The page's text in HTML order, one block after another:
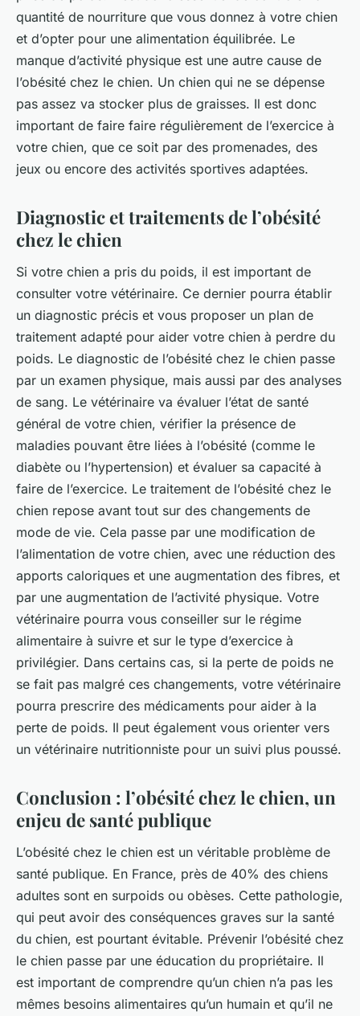
quantité de nourriture que vous donnez à votre chien
et d’opter pour une alimentation équilibrée. Le
manque d’activité physique est une autre cause de
l’obésité chez le chien. Un chien qui ne se dépense
pas assez va stocker plus de graisses. Il est donc
important de faire faire régulièrement de l’exercice à
votre chien, que ce soit par des promenades, des
jeux ou encore des activités sportives adaptées.
Diagnostic et traitements de l’obésité
chez le chien
Si votre chien a pris du poids, il est important de
consulter votre vétérinaire. Ce dernier pourra établir
un diagnostic précis et vous proposer un plan de
traitement adapté pour aider votre chien à perdre du
poids. Le diagnostic de l’obésité chez le chien passe
par un examen physique, mais aussi par des analyses
de sang. Le vétérinaire va évaluer l’état de santé
général de votre chien, vérifier la présence de
maladies pouvant être liées à l’obésité (comme le
diabète ou l’hypertension) et évaluer sa capacité à
faire de l’exercice. Le traitement de l’obésité chez le
chien repose avant tout sur des changements de
mode de vie. Cela passe par une modification de
l’alimentation de votre chien, avec une réduction des
apports caloriques et une augmentation des fibres, et
par une augmentation de l’activité physique. Votre
vétérinaire pourra vous conseiller sur le régime
alimentaire à suivre et sur le type d’exercice à
privilégier. Dans certains cas, si la perte de poids ne
se fait pas malgré ces changements, votre vétérinaire
pourra prescrire des médicaments pour aider à la
perte de poids. Il peut également vous orienter vers
un vétérinaire nutritionniste pour un suivi plus poussé.
Conclusion : l’obésité chez le chien, un
enjeu de santé publique
L’obésité chez le chien est un véritable problème de
santé publique. En France, près de 40% des chiens
adultes sont en surpoids ou obèses. Cette pathologie,
qui peut avoir des conséquences graves sur la santé
du chien, est pourtant évitable. Prévenir l’obésité chez
le chien passe par une éducation du propriétaire. Il
est important de comprendre qu’un chien n’a pas les
mêmes besoins alimentaires qu’un humain et qu’il ne